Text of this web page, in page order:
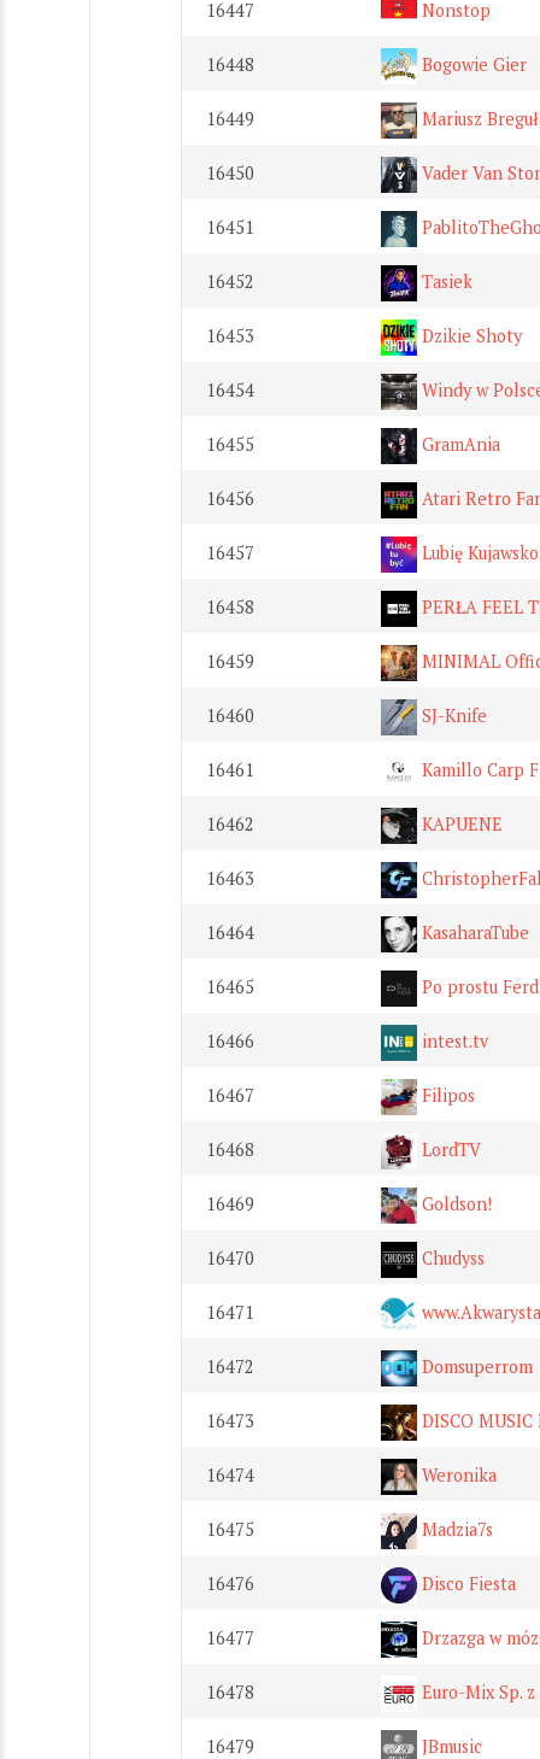
16447 Nonstop
16448 Bogowie Gier
16449 Mariusz
16450 Vader Van
16451
16452 Tasiek
16453 Dzikie Shoty
16454 Windy w
16455 GramAnia
16456 Atari Retro
16457 Lubię
16458 PERŁA FEEL
16459 MINIMAL
16460 SJ-Knife
16461 Kamillo Carp
16462 KAPUENE
16463
16464 KasaharaTube
16465 Po prostu
16466 intest.tv
16467 Filipos
16468 LordTV
16469 Goldson!
16470 Chudyss
16471
16472 Domsuperrom
16473 DISCO MUSIC
16474 Weronika
16475 Madzia7s
16476 Disco Fiesta
16477 Drzazga w
16478 Euro-Mix Sp. z
16479 JBmusic